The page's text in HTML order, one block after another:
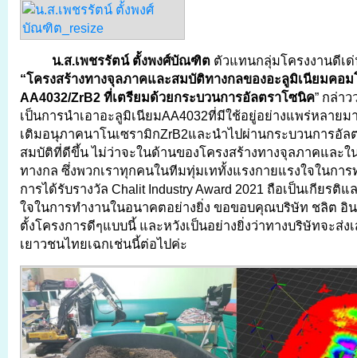
น.ส.เพชรรัตน์ ตั้งพงศ์บัณฑิต ตัวแทนกลุ่มโครงงานดีเ
“โครงสร้างทางจุลภาคและสมบัติทางกลของอะลูมิเนียมคอ
AA4032/ZrB2 ที่เตรียมด้วยกระบวนการอัลตราโซนิค” กล่า
เป็นการนำเอาอะลูมิเนียมAA4032ที่มีใช้อยู่อย่างแพร่หลายม
เติมอนุภาคนาโนเซรามิกZrB2และนำไปผ่านกระบวนการอัล
สมบัติที่ดีขึ้น ไม่ว่าจะในด้านของโครงสร้างทางจุลภาคและ
ทางกล ซึ่งพวกเราทุกคนในทีมทุ่มเททั้งแรงกายแรงใจในก
การได้รับรางวัล Chalit Industry Award 2021 ถือเป็นเกียรติ
ใจในการทำงานในอนาคตอย่างยิ่ง ขอขอบคุณบริษัท ชลิต อิ
ตั้งโครงการดีๆแบบนี้ และหวังเป็นอย่างยิ่งว่าทางบริษัทจะส่ง
เยาวชนไทยเฉกเช่นนี้ต่อไปค่ะ